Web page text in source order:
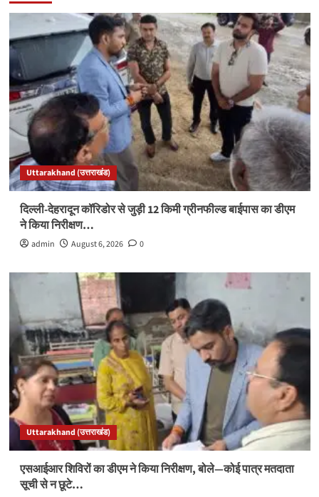
Uttarakhand (उत्तराखंड)
दिल्ली-देहरादून कॉरिडोर से जुड़ी 12 किमी ग्रीनफील्ड बाईपास का डीएम
ने किया निरीक्षण…
admin August 6, 2026 0
Uttarakhand (उत्तराखंड)
एसआईआर शिविरों का डीएम ने किया निरीक्षण, बोले—कोई पात्र मतदाता
सूची से न छूटे…